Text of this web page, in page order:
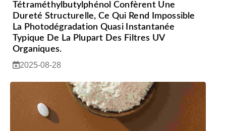
Tétraméthylbutylphénol Confèrent Une
Dureté Structurelle, Ce Qui Rend Impossible
La Photodégradation Quasi Instantanée
Typique De La Plupart Des Filtres UV
Organiques.
2025-08-28